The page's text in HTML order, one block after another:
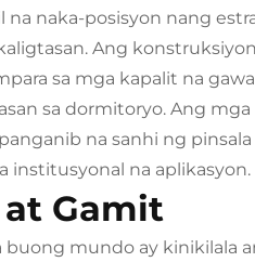
naka-posisyon nang
Ang
sa mga kapalit na
sa dormitoryo. Ang
na sanhi ng
institusyonal na aplikasyon.
Gamit
mundo ay kinikilala